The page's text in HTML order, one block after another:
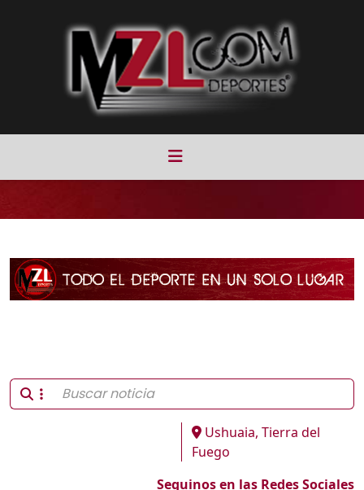
Ushuaia, Tierra del
Fuego
Seguinos en las Redes Sociales